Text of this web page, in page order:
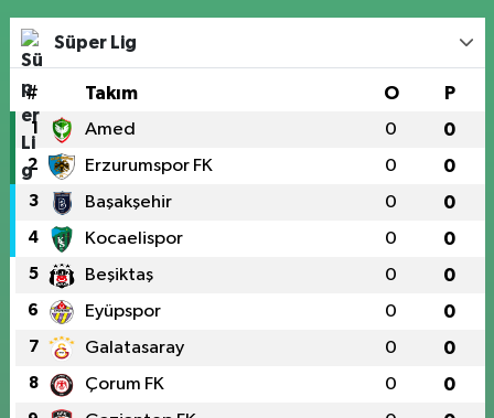
Süper Lig
# Takım O P
1 Amed 0 0
2 Erzurumspor FK 0 0
3 Başakşehir 0 0
4 Kocaelispor 0 0
5 Beşiktaş 0 0
6 Eyüpspor 0 0
7 Galatasaray 0 0
8 Çorum FK 0 0